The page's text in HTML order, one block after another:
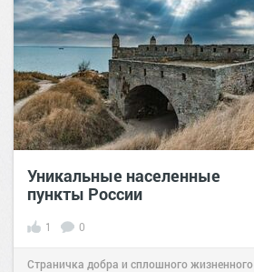
Уникальные населенные
пункты России
1 0
Страничка добра и сплошного жизненного